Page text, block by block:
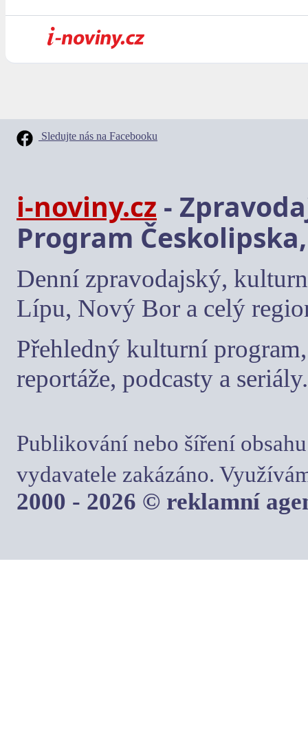
Sledujte nás na Facebooku
i-noviny.cz -
Program
Denní zpravodajský,
Lípu, Nový Bor a celý
Přehledný kulturní
reportáže, podcasty a seriály.
Publikování nebo šíření
vydavatele zakázáno.
2000 - 2026 © reklamní